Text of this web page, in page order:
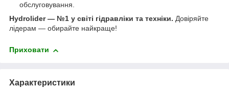
обслуговування.
Hydrolider — №1 у світі гідравліки та техніки. Довіряйте
лідерам — обирайте найкраще!
Приховати
Характеристики